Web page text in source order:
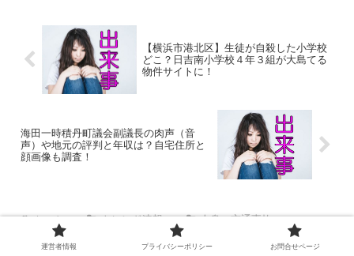
【横浜市港北区】生徒が自殺した小学校
どこ？日吉南小学校４年３組が大島てる
物件サイトに！
海田一時積丹町議会副議長の肉声（音
声）や地元の評判と年収は？自宅住所と
顔画像も調査！
ホーム トレンド速報 人身・交通事故
運営者情報 プライバシーポリシー お問合せページ